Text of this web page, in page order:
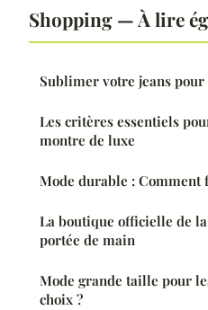
Shopping — À lire
Sublimer votre jeans pour
Les critères essentiels
montre de luxe
Mode durable :
La boutique officielle de la
portée de main
Mode grande taille pour
choix ?